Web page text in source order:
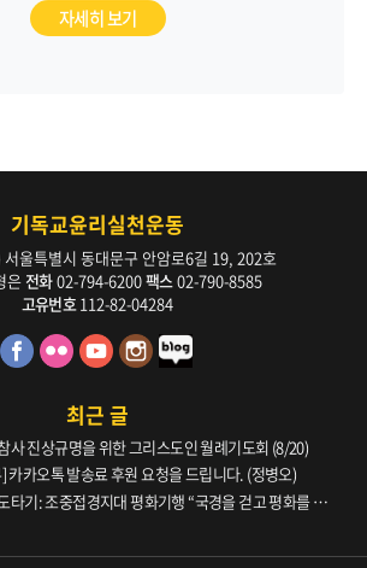
자세히 보기
기독교윤리실천운동
울특별시 동대문구 안암로6길 19, 202호
은 전화02-794-6200팩스 02-790-8585
고유번호 112-82-04284
최근 글
사 진상규명을 위한 그리스도인 월례기도회 (8/20)
카카오톡 발송료 후원 요청을 드립니다. (정병오)
타기: 조중접경지대 평화기행 “국경을 걷고 평화를 생